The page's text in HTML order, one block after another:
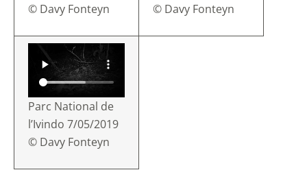
© Davy Fonteyn
© Davy Fonteyn
Parc National de
l’Ivindo 7/05/2019
© Davy Fonteyn